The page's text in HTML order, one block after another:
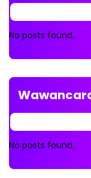
No posts found.
No posts found.